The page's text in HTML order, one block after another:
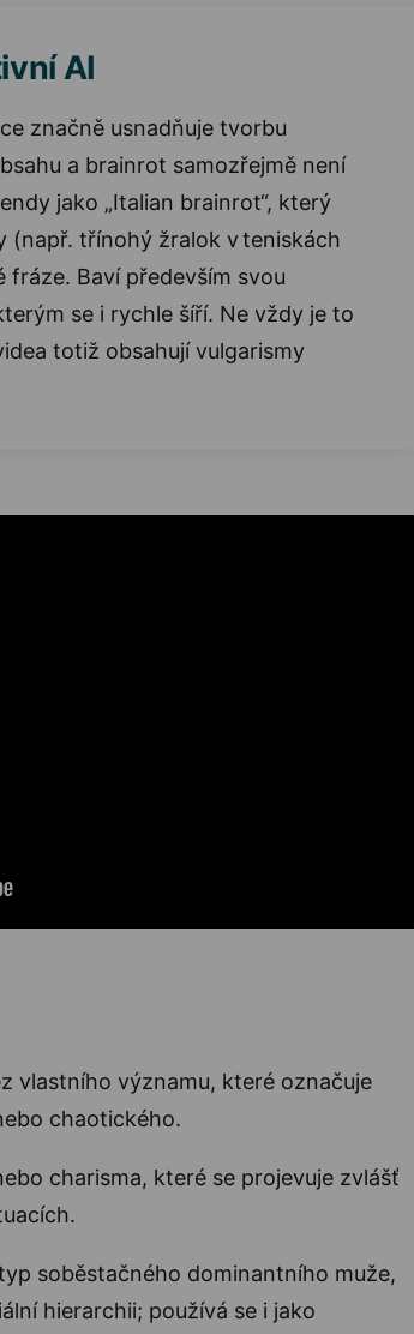
AI
značně usnadňuje tvorbu
a brainrot samozřejmě není
jako „Italian brainrot“, který
(např. třínohý žralok v teniskách
fráze. Baví především svou
se i rychle šíří. Ne vždy je to
totiž obsahují vulgarismy
vlastního významu, které označuje
chaotického.
charisma, které se projevuje zvlášť
soběstačného dominantního muže,
hierarchii; používá se i jako